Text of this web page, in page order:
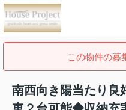
この物件の募
南西向き陽当たり